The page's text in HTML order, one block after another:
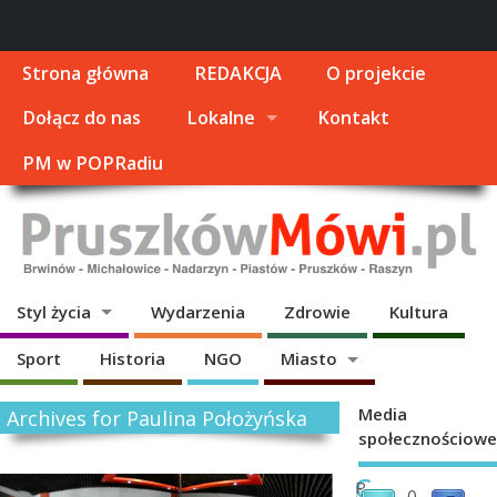
Strona główna REDAKCJA
O projekcie
Dołącz do nas
Lokalne
Kontakt
PM w POPRadiu
Styl życia Wydarzenia Zdrowie Kultura
Sport Historia NGO Miasto
Archives for Paulina Położyńska
C
P
Media
społecznościowe